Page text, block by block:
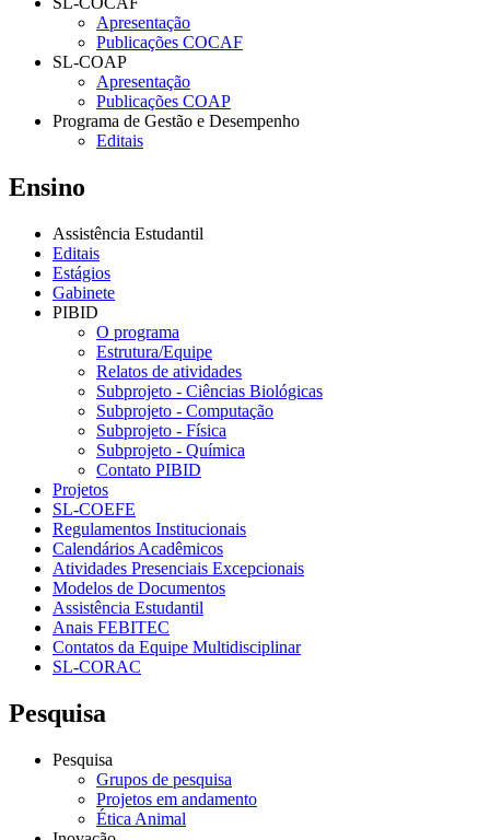
Apresentação
Publicações COCAF
SL-COAP
Apresentação
Publicações COAP
Programa de Gestão e Desempenho
Editais
Ensino
Assistência Estudantil
Editais
Estágios
Gabinete
PIBID
O programa
Estrutura/Equipe
Relatos de atividades
Subprojeto - Ciências Biológicas
Subprojeto - Computação
Subprojeto - Física
Subprojeto - Química
Contato PIBID
Projetos
SL-COEFE
Regulamentos Institucionais
Calendários Acadêmicos
Atividades Presenciais Excepcionais
Modelos de Documentos
Assistência Estudantil
Anais FEBITEC
Contatos da Equipe Multidisciplinar
SL-CORAC
Pesquisa
Pesquisa
Grupos de pesquisa
Projetos em andamento
Ética Animal